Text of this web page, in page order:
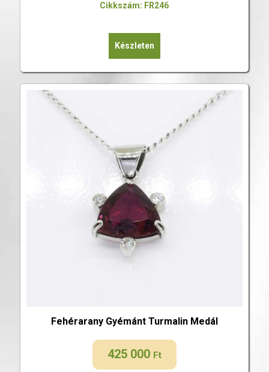
Cikkszám: FR246
Készleten
Fehérarany Gyémánt Turmalin Medál
425 000 Ft